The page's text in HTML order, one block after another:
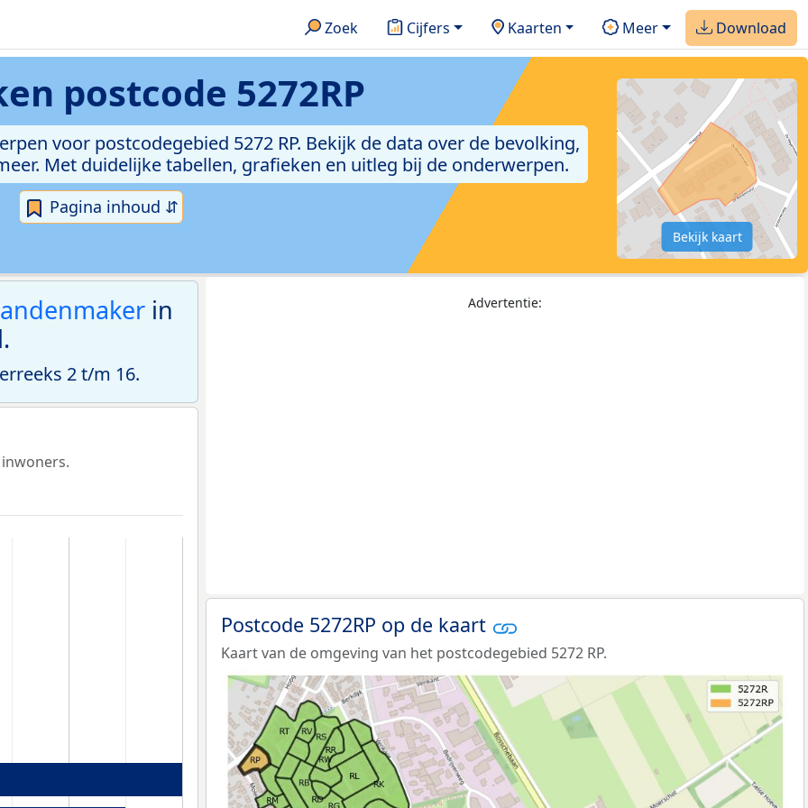
Zoek Cijfers Kaarten Meer Download
postcode 5272RP
voor postcodegebied 5272 RP. Bekijk de data over de bevolking,
Met duidelijke tabellen, grafieken en uitleg bij de onderwerpen.
Pagina inhoud ⇵
Bekijk kaart
in
2 t/m 16.
Advertentie:
Postcode 5272RP op de kaart
Kaart van de omgeving van het postcodegebied 5272 RP.